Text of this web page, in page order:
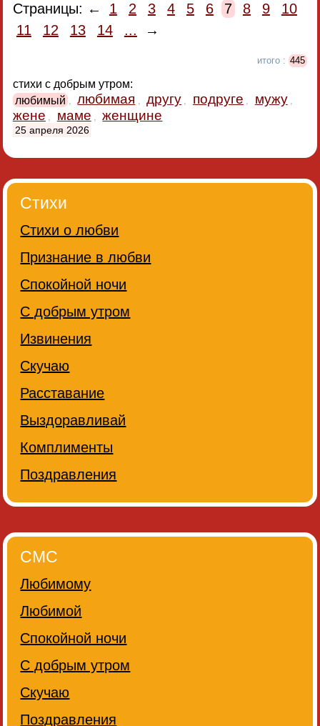
Страницы: ←
1 2 3 4 5 6 7 8 9
10
11
12 13 14 ... →
итого : 445
стихи с добрым утром:
любимый , любимая , другу , подруге , мужу ,
жене , маме , женщине
25 апреля 2026
Стихи
Стихи о любви
Признание в любви
Спокойной ночи
С добрым утром
Извинения
Скучаю
Расставание
Выздоравливай
Комплименты
Поздравления
СМС
Любимому
Любимой
Спокойной ночи
С добрым утром
Скучаю
Поздравления